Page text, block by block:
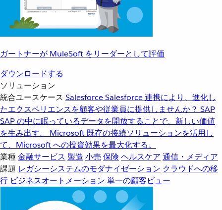
ガートナーが MuleSoft をリーダーとして評価
ダウンロードする
ソリューション
統合ユースケース SalesforceSalesforce 連携により、進化し
たエクスペリエンスを顧客や従業員に提供しませんか？ SAP
SAP の中に眠っているデータを開放することで、新しい価値
を生み出す。
Microsoft 既存の接続ソリューションを活用し
て、Microsoft への投資効果を最大化する。
業種金融サービス 製造 小売 保険 ヘルスケア 通信・メディア
課題 レガシーシステムのモダナイゼーション クラウドへの移
行 ビジネスオートメーション 単一の顧客ビュー